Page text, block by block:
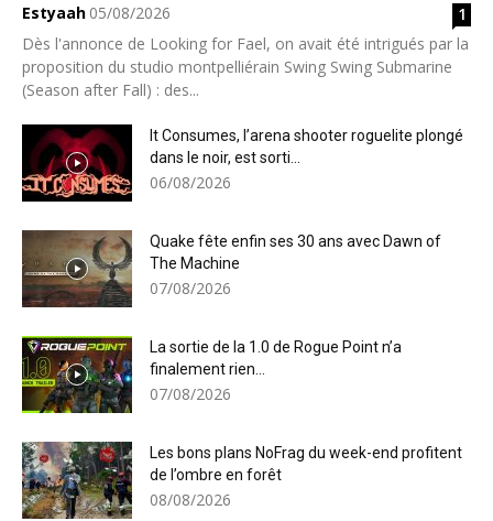
Estyaah 05/08/2026
1
Dès l'annonce de Looking for Fael, on avait été intrigués par la
proposition du studio montpelliérain Swing Swing Submarine
(Season after Fall) : des...
It Consumes, l’arena shooter roguelite plongé
dans le noir, est sorti...
06/08/2026
Quake fête enfin ses 30 ans avec Dawn of
The Machine
07/08/2026
La sortie de la 1.0 de Rogue Point n’a
finalement rien...
07/08/2026
Les bons plans NoFrag du week-end profitent
de l’ombre en forêt
08/08/2026